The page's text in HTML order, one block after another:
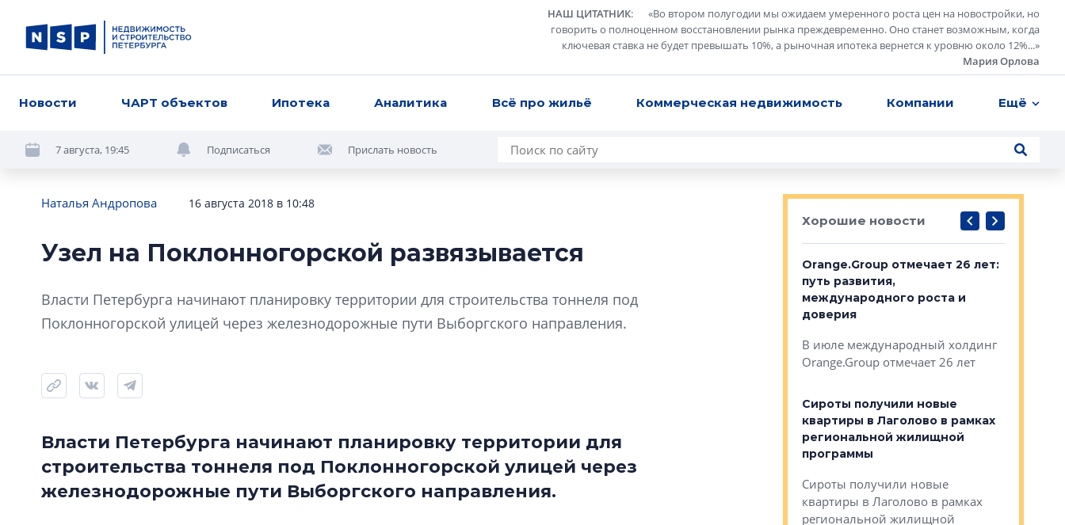
НАШ ЦИТАТНИК: «Во втором полугодии мы ожидаем умеренного роста цен на новостройки, но
говорить о полноценном восстановлении рынка преждевременно. Оно станет возможным, когда
ключевая ставка не будет превышать 10%, а рыночная ипотека вернется к уровню около 12%...»
Мария Орлова
Новости ЧАРТ объектов Ипотека Аналитика Всё про жильё Коммерческая недвижимость Компании Ещё
7 августа, 19:45 Подписаться Прислать новость
Наталья Андропова 16 августа 2018 в 10:48
Узел на Поклонногорской развязывается
Власти Петербурга начинают планировку территории для строительства тоннеля под
Поклонногорской улицей через железнодорожные пути Выборгского направления.
Власти Петербурга начинают планировку территории для
строительства тоннеля под Поклонногорской улицей через
железнодорожные пути Выборгского направления.
Хорошие новости
Гала-концертом завершился
девятый сезон творческого
один центр совмещенного
Orange.Group отмечает 26 лет:
путь развития,
международного роста и
доверия
В июле международный холдинг
Orange.Group отмечает 26 лет
Сироты получили новые
квартиры в Лаголово в рамках
региональной жилищной
программы
Сироты получили новые
квартиры в Лаголово в рамках
региональной жилищной